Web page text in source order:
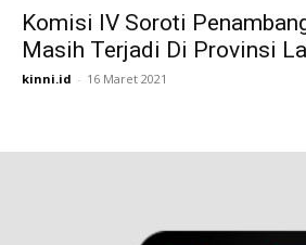
Komisi IV Soroti
Masih Terjadi Di Provinsi
kinni.id - 16 Maret 2021